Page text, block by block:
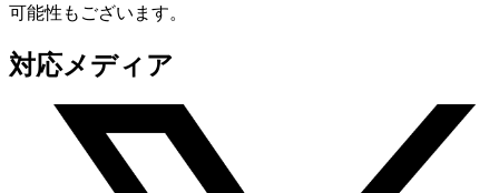
可能性もございます。
対応メディア